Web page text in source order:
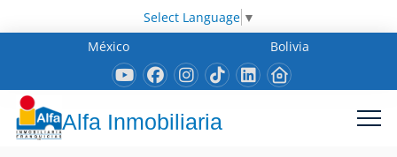
Select Language ▼
México
Bolivia
Alfa Inmobiliaria